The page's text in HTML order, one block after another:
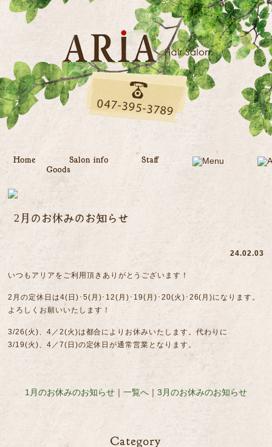
2月のお休みのお知らせ
24.02.03
いつもアリアをご利用頂きありがとうございます！
2月の定休日は4(日)･5(月)･12(月)･19(月)･20(火)･26(月)になります。
よろしくお願いいたします！
3/26(火)、4／2(火)は都合によりお休みいたします。代わりに
3/19(火)、4／7(日)の定休日が通常営業となります。
1月のお休みのお知らせ ｜ 一覧へ ｜ 3月のお休みのお知らせ